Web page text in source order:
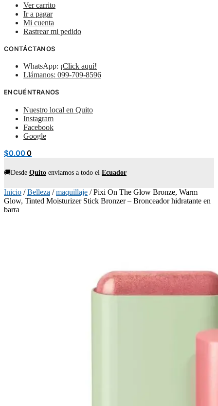
Ver carrito
Ir a pagar
Mi cuenta
Rastrear mi pedido
CONTÁCTANOS
WhatsApp: ¡Click aquí!
Llámanos: 099-709-8596
ENCUÉNTRANOS
Nuestro local en Quito
Instagram
Facebook
Google
$0.00 0
🚚Desde Quito enviamos a todo el Ecuador
Inicio /Belleza /maquillaje /Pixi On The Glow Bronze, Warm
Glow, Tinted Moisturizer Stick Bronzer – Bronceador hidratante en
barra